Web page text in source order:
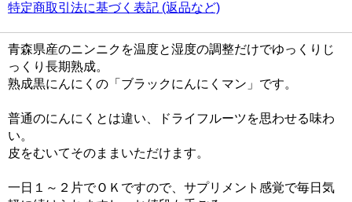
特定商取引法に基づく表記 (返品など)
青森県産のニンニクを温度と湿度の調整だけでゆっくりじ
っくり長期熟成。
熟成黒にんにくの「ブラックにんにくマン」です。
普通のにんにくとは違い、ドライフルーツを思わせる味わ
い。
皮をむいてそのままいただけます。
一日１～２片でＯＫですので、サプリメント感覚で毎日気